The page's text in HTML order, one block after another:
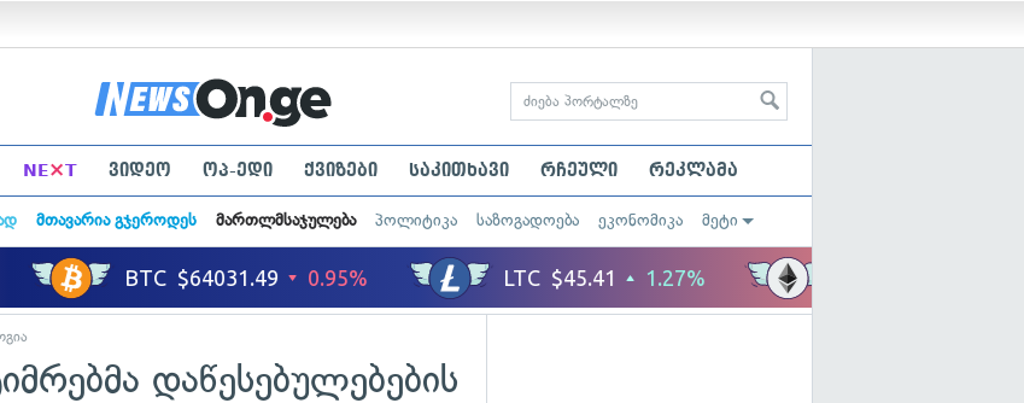
NE×T ვიდეო ოპ-ედი ქვიზები საკითხავი რჩეული რეკლამა
მთავარია გჯეროდეს მართლმსაჯულება პოლიტიკა საზოგადოება ეკონომიკა მეტი
დაწესებულებების